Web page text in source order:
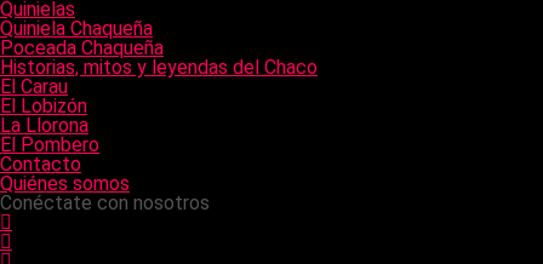
Quinielas
Quiniela Chaqueña
Poceada Chaqueña
Historias, mitos y leyendas del Chaco
El Carau
El Lobizón
La Llorona
El Pombero
Contacto
Quiénes somos
Conéctate con nosotros